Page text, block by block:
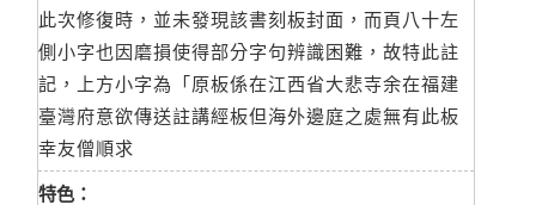
此次修復時，並未發現該書刻板封面，而頁八十左
側小字也因磨損使得部分字句辨識困難，故特此註
記，上方小字為「原板係在江西省大悲寺余在福建
臺灣府意欲傳送註講經板但海外邊庭之處無有此板
幸友僧順求
特色：